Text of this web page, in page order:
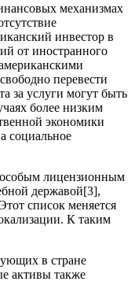
механизмах
инвестор в
от иностранного
перевести
за услуги могут быть
более низким
экономики
социальное
особым лицензионным
державой[3],
список меняется
К таким
в стране
активы также